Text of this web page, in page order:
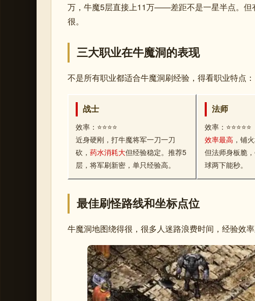
万，牛魔5层直接上11万——差距不是一星半点。但
很。
三大职业在牛魔洞的表现
不是所有职业都适合牛魔洞刷经验，得看职业特点：
战士
效率：⭐⭐⭐⭐
近身硬刚，打牛魔将军一刀一刀
砍， 药水消耗大但经验稳定。推荐5
层，将军刷新密，单只经验高。
法师
效率：⭐⭐⭐⭐⭐
效率最高 ，铺
但法师身板脆
球两下能秒。
最佳刷怪路线和坐标点位
牛魔洞地图绕得很，很多人迷路浪费时间，经验效